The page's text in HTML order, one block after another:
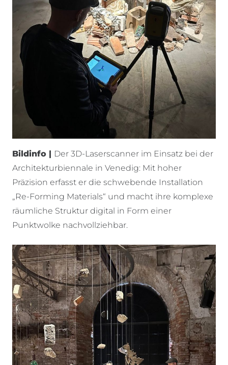
Bildinfo | Der 3D-Laserscanner im Einsatz bei der
Architekturbiennale in Venedig: Mit hoher
Präzision erfasst er die schwebende Installation
„Re-Forming Materials“ und macht ihre komplexe
räumliche Struktur digital in Form einer
Punktwolke nachvollziehbar.